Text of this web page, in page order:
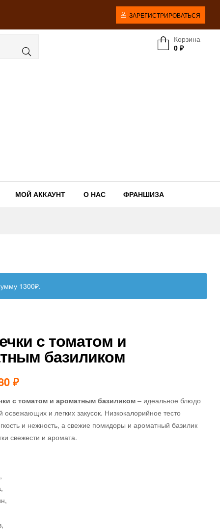
ЗАРЕГИСТРИРОВАТЬСЯ
Корзина
0 ₽
МОЙ АККАУНТ О НАС ФРАНШИЗА
1300₽.
с томатом и
базиликом
₽
с томатом и ароматным базиликом – идеальное блюдо
и легких закусок. Низкокалорийное тесто
и нежность, а свежие помидоры и ароматный базилик
свежести и аромата.